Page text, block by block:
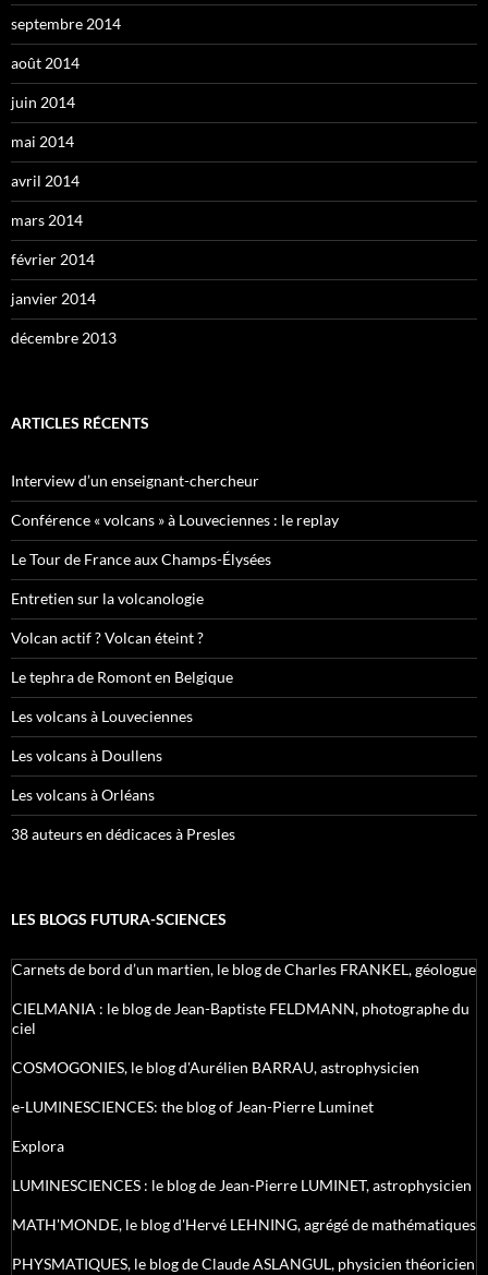
septembre 2014
août 2014
juin 2014
mai 2014
avril 2014
mars 2014
février 2014
janvier 2014
décembre 2013
ARTICLES RÉCENTS
Interview d’un enseignant-chercheur
Conférence « volcans » à Louveciennes : le replay
Le Tour de France aux Champs-Élysées
Entretien sur la volcanologie
Volcan actif ? Volcan éteint ?
Le tephra de Romont en Belgique
Les volcans à Louveciennes
Les volcans à Doullens
Les volcans à Orléans
38 auteurs en dédicaces à Presles
LES BLOGS FUTURA-SCIENCES
Carnets de bord d’un martien, le blog de Charles FRANKEL, géologue
CIELMANIA : le blog de Jean-Baptiste FELDMANN, photographe du
ciel
COSMOGONIES, le blog d'Aurélien BARRAU, astrophysicien
e-LUMINESCIENCES: the blog of Jean-Pierre Luminet
Explora
LUMINESCIENCES : le blog de Jean-Pierre LUMINET, astrophysicien
MATH'MONDE, le blog d'Hervé LEHNING, agrégé de mathématiques
PHYSMATIQUES, le blog de Claude ASLANGUL, physicien théoricien